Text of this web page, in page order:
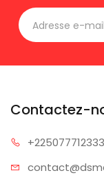
Contactez-
+225077
contact@dsm